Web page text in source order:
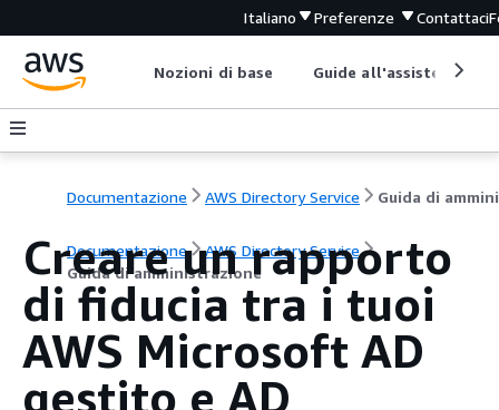
Italiano Preferenze Contattaci
Nozioni di base Guide all'assistenza
Documentazione AWS Directory Service
Documentazione
AWS Directory Service
Guida di amministrazione
Creare un rapporto
di fiducia tra i tuoi
AWS Microsoft AD
gestito e AD